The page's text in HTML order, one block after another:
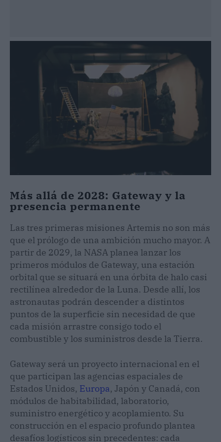
Más allá de 2028: Gateway y la
presencia permanente
Las tres primeras misiones Artemis no son más
que el prólogo de una ambición mucho mayor. A
partir de 2029, la NASA planea lanzar los
primeros módulos de Gateway, una estación
orbital que se situará en una órbita de halo casi
rectilínea alrededor de la Luna. Desde allí, los
astronautas podrán descender a distintos
puntos de la superficie sin necesidad de que
cada misión arrastre consigo todo el
combustible y los suministros desde la Tierra.
Gateway será un proyecto internacional en el
que participan las agencias espaciales de
Estados Unidos, Europa, Japón y Canadá, con
módulos de habitabilidad, laboratorio,
suministro energético y acoplamiento. Su
construcción en el espacio profundo plantea
desafíos logísticos sin precedentes: cada